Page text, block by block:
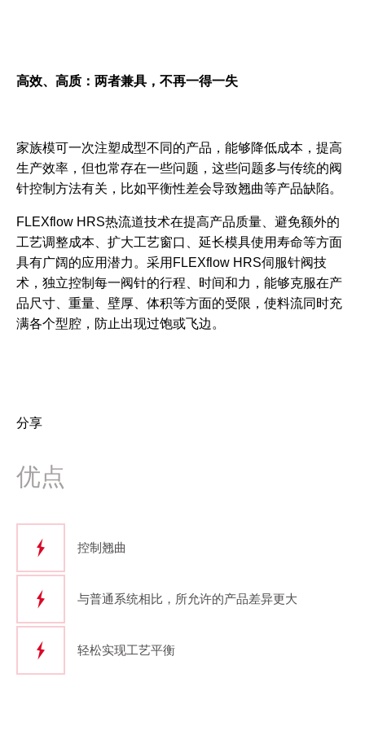
高效、高质：两者兼具，不再一得一失
家族模可一次注塑成型不同的产品，能够降低成本，提高
生产效率，但也常存在一些问题，这些问题多与传统的阀
针控制方法有关，比如平衡性差会导致翘曲等产品缺陷。
FLEXflow HRS热流道技术在提高产品质量、避免额外的
工艺调整成本、扩大工艺窗口、延长模具使用寿命等方面
具有广阔的应用潜力。采用FLEXflow HRS伺服针阀技
术，独立控制每一阀针的行程、时间和力，能够克服在产
品尺寸、重量、壁厚、体积等方面的受限，使料流同时充
满各个型腔，防止出现过饱或飞边。
分享
优点
控制翘曲
与普通系统相比，所允许的产品差异更大
轻松实现工艺平衡